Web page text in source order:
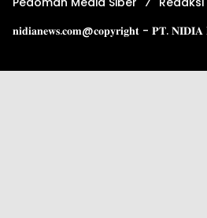
𝐧𝐢𝐝𝐢𝐚𝐧𝐞𝐰𝐬.𝐜𝐨𝐦@𝐜𝐨𝐩𝐲𝐫𝐢𝐠𝐡𝐭 - 𝐏𝐓.